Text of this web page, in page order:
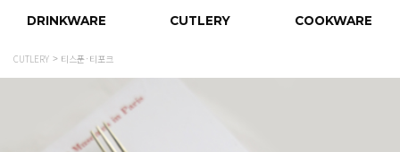
DRINKWARE CUTLERY COOKWARE
CUTLERY 티스푼·티포크